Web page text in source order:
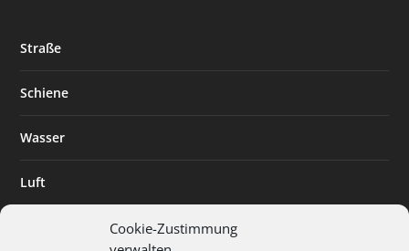
Cookie-Zustimmung
Straße
Schiene
Wasser
Luft